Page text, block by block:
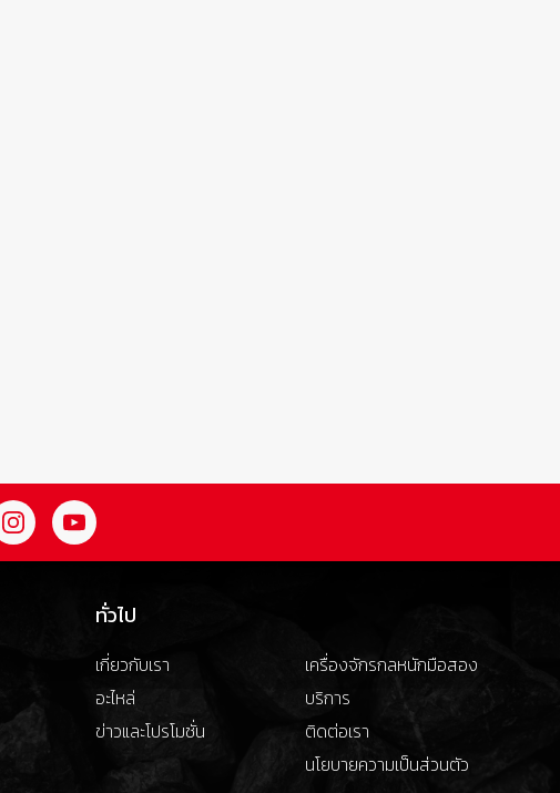
ทั่วไป
เกี่ยวกับเรา
อะไหล่
ข่าวและโปรโมชั่น
เครื่องจักรกลหนักมือสอง
บริการ
ติดต่อเรา
นโยบายความเป็นส่วนตัว